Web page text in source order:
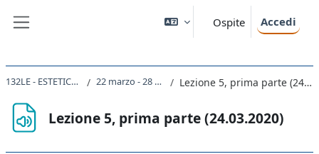
Ospite Accedi
132LE - ESTETICA 2019 22 marzo - 28 marzo Lezione 5, prima parte (24.03.2020)
Lezione 5, prima parte (24.03.2020)